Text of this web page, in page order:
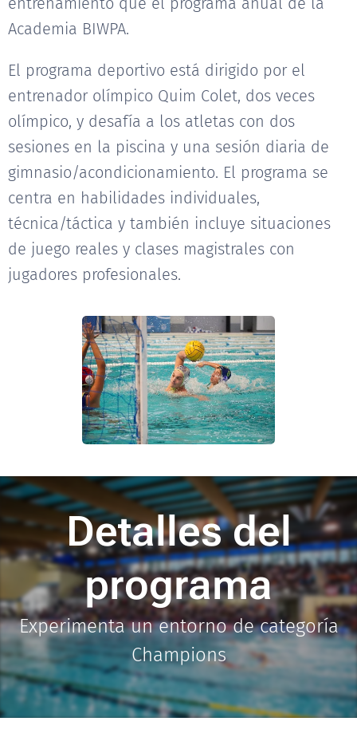
Academia BIWPA.
El programa deportivo está dirigido por el
entrenador olímpico Quim Colet, dos veces
olímpico, y desafía a los atletas con dos
sesiones en la piscina y una sesión diaria de
gimnasio/acondicionamiento. El programa se
centra en habilidades individuales,
técnica/táctica y también incluye situaciones
de juego reales y clases magistrales con
jugadores profesionales.
Detalles del
programa
Experimenta un entorno de categoría
Champions